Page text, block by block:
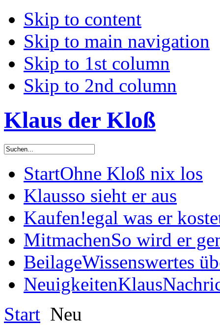
Skip to content
Skip to main navigation
Skip to 1st column
Skip to 2nd column
Klaus der Kloß
StartOhne Kloß nix los
Klausso sieht er aus
Kaufen!egal was er
MitmachenSo wird er
BeilageWissenswertes
Neuigkeiten
Start Neu